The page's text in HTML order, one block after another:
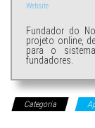
Website
Fundador do
projeto online,
para o
fundadores.
Categoria